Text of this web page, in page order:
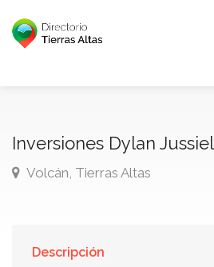
Inversiones Dylan Jussiel
Volcán, Tierras Altas
Descripción